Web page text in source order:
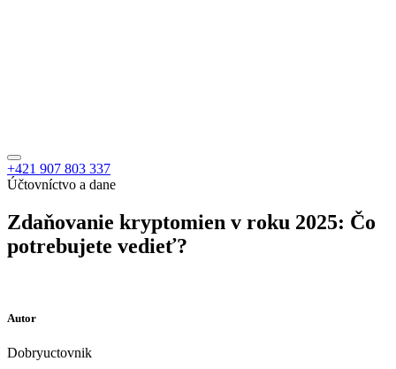
+421 907 803 337
Účtovníctvo a dane
Zdaňovanie kryptomien v roku 2025: Čo
potrebujete vedieť?
Autor
Dobryuctovnik